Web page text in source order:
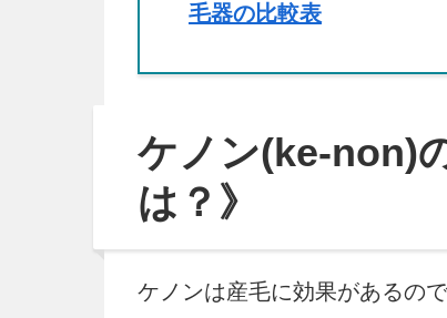
毛器の比較表
ケノン(ke-non)
は？》
ケノンは産毛に効果があるの